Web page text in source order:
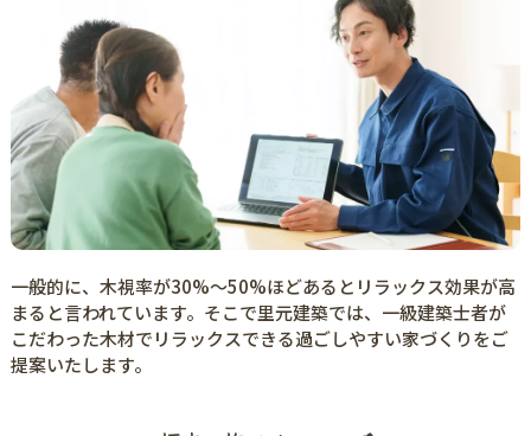
一般的に、木視率が30%〜50%ほどあるとリラックス効果が高
まると言われています。そこで里元建築では、一級建築士者が
こだわった木材でリラックスできる過ごしやすい家づくりをご
提案いたします。